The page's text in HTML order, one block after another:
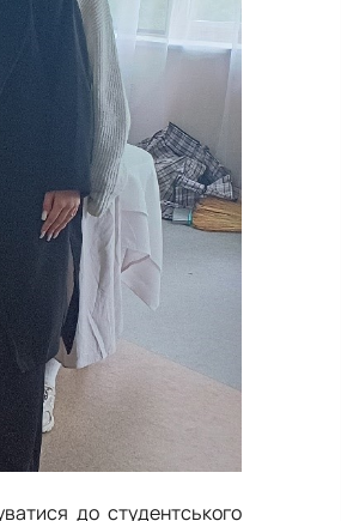
до студентського